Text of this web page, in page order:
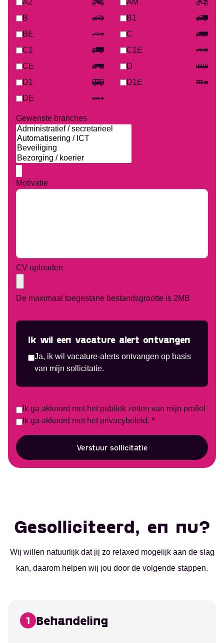
A2
AM
B
B1
BE
C
C1
C1E
CE
D
D1
D1E
DE
Gewenste branches
Motivatie
CV uploaden
De maximaal toegestane bestandsgrootte is 2MB
Ik wil een vacature alert ontvangen
Ja, ik wil vacature-alerts ontvangen op basis
van mijn sollicitatie.
Ik ga akkoord met het publiek zetten van mijn profiel
Ik ga akkoord met het privacybeleid. *
Verstuur sollicitatie
Gesolliciteerd, en nu?
Wij willen natuurlijk dat jij zo relaxed mogelijk aan de slag
kan, daarom helpen wij jou door de volgende stappen.
1 Behandeling
Ontvang vacatures
direct in je mailbox